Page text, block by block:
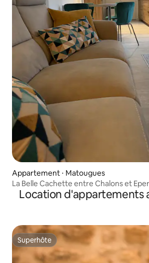
Appartement ⋅ Matougues
La Belle Cachette entre Chalons et
Location d'appartements
Superhôte
Superhôte